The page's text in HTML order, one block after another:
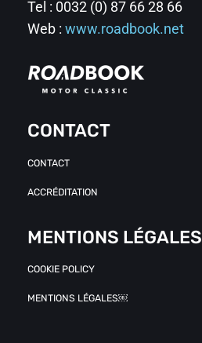
Tel : 0032 (0) 87 66 28 66
Web :www.roadbook.net
CONTACT
CONTACT
ACCRÉDITATION
MENTIONS LÉGALES
COOKIE POLICY
MENTIONS LÉGALES￼